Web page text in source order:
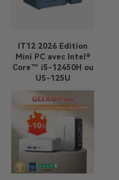
IT12 2026 Edition
Mini PC avec Intel®
Core™ i5-12450H ou
U5-125U